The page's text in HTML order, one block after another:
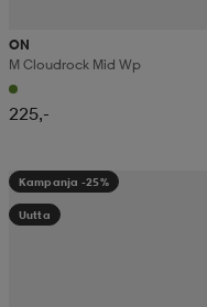
ON
M Cloudrock Mid Wp
225,-
Kampanja -25%
Uutta